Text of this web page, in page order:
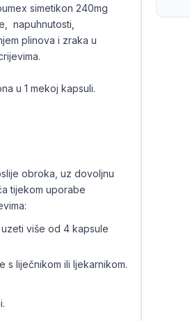
simetikon 240mg
napuhnutosti,
plinova i zraka u
u 1 mekoj kapsuli.
obroka, uz dovoljnu
tijekom uporabe
više od 4 kapsule
s liječnikom ili ljekarnikom.